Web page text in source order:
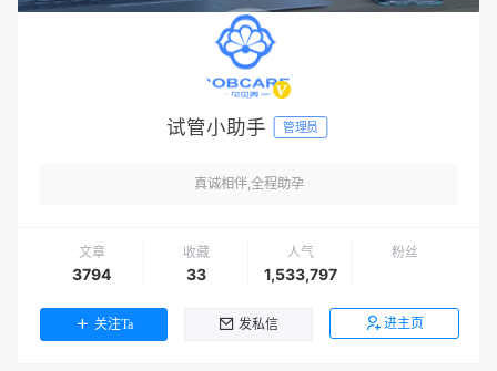
试管小助手 管理员
真诚相伴,全程助孕
文章
3794
收藏
33
人气
1,533,797
粉丝
关注Ta 发私信 进主页